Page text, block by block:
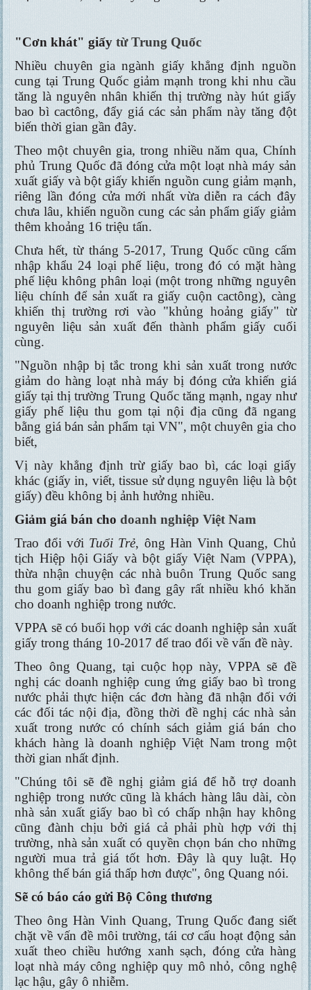
"Cơn khát" giấytừ Trung Quốc
Nhiều chuyên gia ngành giấy khẳng định nguồn
cung tại Trung Quốc giảm mạnh trong khi nhu cầu
tăng là nguyên nhân khiến thị trường này hút giấy
bao bì cactông, đẩy giá các sản phẩm này tăng đột
biến thời gian gần đây.
Theo một chuyên gia, trong nhiều năm qua, Chính
phủ Trung Quốc đã đóng cửa một loạt nhà máy sản
xuất giấy và bột giấy khiến nguồn cung giảm mạnh,
riêng lần đóng cửa mới nhất vừa diễn ra cách đây
chưa lâu, khiến nguồn cung các sản phẩm giấy giảm
thêm khoảng 16 triệu tấn.
Chưa hết, từ tháng 5-2017, Trung Quốc cũng cấm
nhập khẩu 24 loại phế liệu, trong đó có mặt hàng
phế liệu không phân loại (một trong những nguyên
liệu chính để sản xuất ra giấy cuộn cactông), càng
khiến thị trường rơi vào "khủng hoảng giấy" từ
nguyên liệu sản xuất đến thành phẩm giấy cuối
cùng.
"Nguồn nhập bị tắc trong khi sản xuất trong nước
giảm do hàng loạt nhà máy bị đóng cửa khiến giá
giấy tại thị trường Trung Quốc tăng mạnh, ngay như
giấy phế liệu thu gom tại nội địa cũng đã ngang
bằng giá bán sản phẩm tại VN", một chuyên gia cho
biết,
Vị này khẳng định trừ giấy bao bì, các loại giấy
khác (giấy in, viết, tissue sử dụng nguyên liệu là bột
giấy) đều không bị ảnh hưởng nhiều.
Giảm giá bán chodoanh nghiệp Việt Nam
Trao đổi với Tuổi Trẻ, ông Hàn Vinh Quang, Chủ
tịch Hiệp hội Giấy và bột giấy Việt Nam (VPPA),
thừa nhận chuyện các nhà buôn Trung Quốc sang
thu gom giấy bao bì đang gây rất nhiều khó khăn
cho doanh nghiệp trong nước.
VPPA sẽ có buổi họp với các doanh nghiệp sản xuất
giấy trong tháng 10-2017 để trao đổi về vấn đề này.
Theo ông Quang, tại cuộc họp này, VPPA sẽ đề
nghị các doanh nghiệp cung ứng giấy bao bì trong
nước phải thực hiện các đơn hàng đã nhận đối với
các đối tác nội địa, đồng thời đề nghị các nhà sản
xuất trong nước có chính sách giảm giá bán cho
khách hàng là doanh nghiệp Việt Nam trong một
thời gian nhất định.
"Chúng tôi sẽ đề nghị giảm giá để hỗ trợ doanh
nghiệp trong nước cũng là khách hàng lâu dài, còn
nhà sản xuất giấy bao bì có chấp nhận hay không
cũng đành chịu bởi giá cả phải phù hợp với thị
trường, nhà sản xuất có quyền chọn bán cho những
người mua trả giá tốt hơn. Đây là quy luật. Họ
không thể bán giá thấp hơn được", ông Quang nói.
Sẽ có báo cáo gửi Bộ Công thương
Theo ông Hàn Vinh Quang, Trung Quốc đang siết
chặt về vấn đề môi trường, tái cơ cấu hoạt động sản
xuất theo chiều hướng xanh sạch, đóng cửa hàng
loạt nhà máy công nghiệp quy mô nhỏ, công nghệ
lạc hậu, gây ô nhiễm.